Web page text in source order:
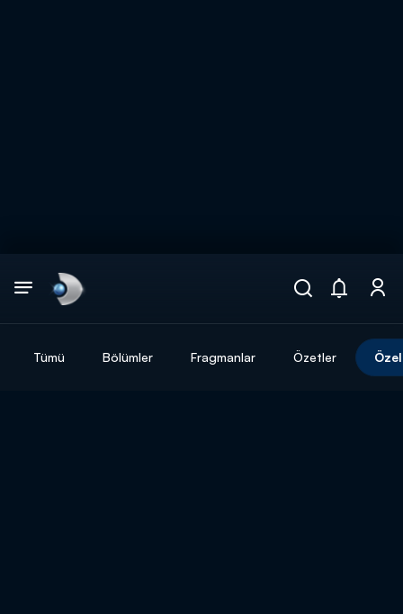
Tümü Bölümler Fragmanlar Özetler